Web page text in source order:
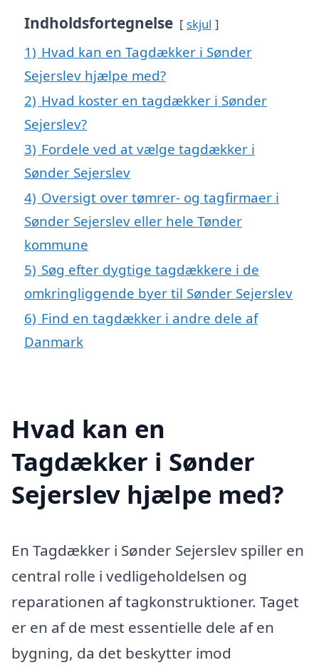
Indholdsfortegnelse skjul
1) Hvad kan en Tagdækker i Sønder
Sejerslev hjælpe med?
2) Hvad koster en tagdækker i Sønder
Sejerslev?
3) Fordele ved at vælge tagdækker i
Sønder Sejerslev
4) Oversigt over tømrer- og tagfirmaer i
Sønder Sejerslev eller hele Tønder
kommune
5) Søg efter dygtige tagdækkere i de
omkringliggende byer til Sønder Sejerslev
6) Find en tagdækker i andre dele af
Danmark
Hvad kan en
Tagdækker i Sønder
Sejerslev hjælpe med?
En Tagdækker i Sønder Sejerslev spiller en
central rolle i vedligeholdelsen og
reparationen af tagkonstruktioner. Taget
er en af de mest essentielle dele af en
bygning, da det beskytter imod